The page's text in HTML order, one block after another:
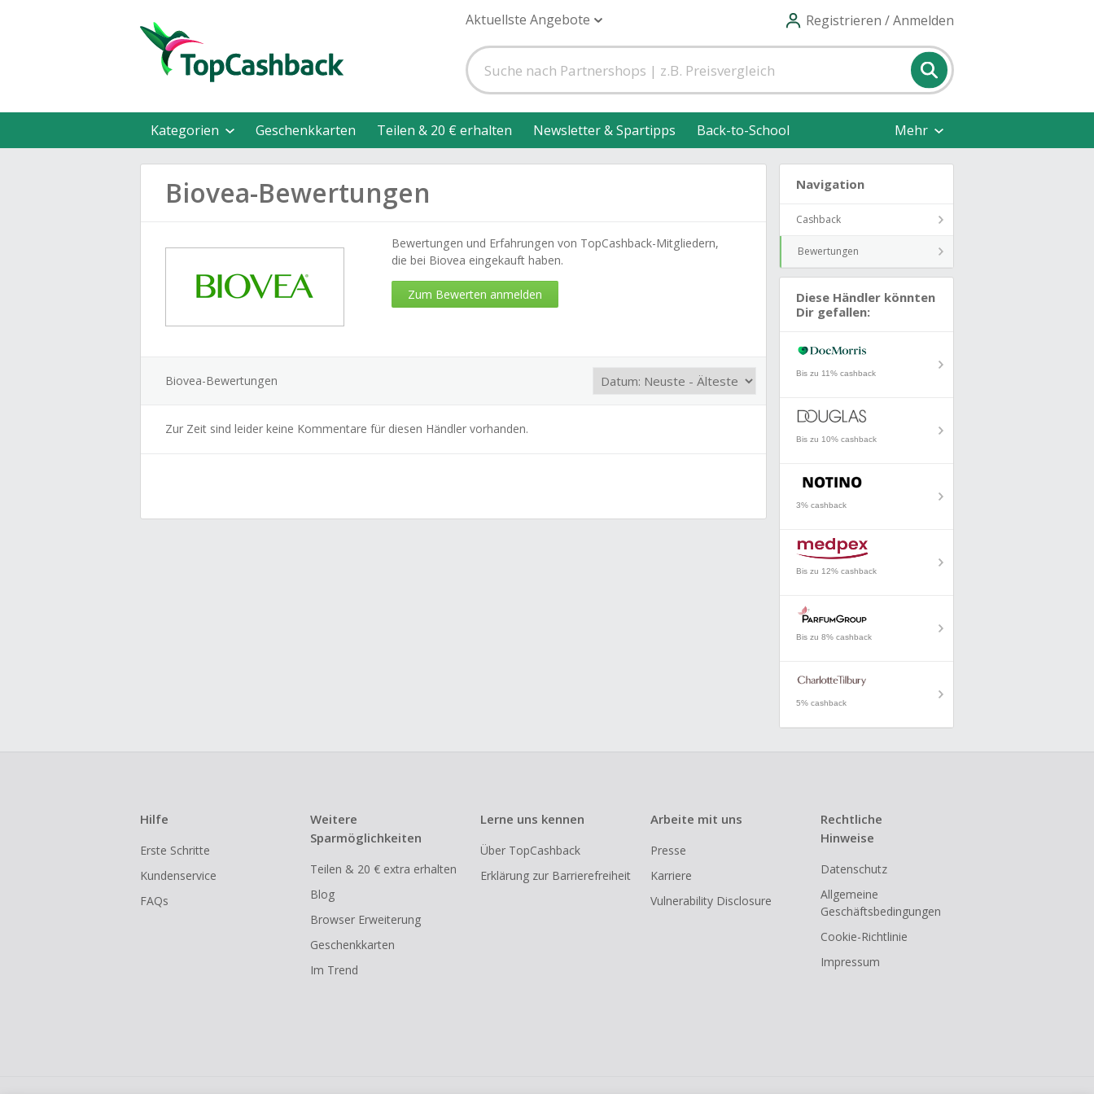
Aktuellste Angebote Registrieren / Anmelden
Kategorien Geschenkkarten Teilen & 20 € erhalten Newsletter & Spartipps Back-to-School Mehr
Biovea-Bewertungen
Bewertungen und Erfahrungen von TopCashback-Mitgliedern,
die bei Biovea eingekauft haben.
Zum Bewerten anmelden
Biovea-Bewertungen
Zur Zeit sind leider keine Kommentare für diesen Händler vorhanden.
Navigation
Cashback
Bewertungen
Diese Händler könnten
Dir gefallen:
Bis zu 11% cashback
Bis zu 10% cashback
3% cashback
Bis zu 12% cashback
Bis zu 8% cashback
5% cashback
Hilfe
Erste Schritte
Kundenservice
FAQs
Weitere
Sparmöglichkeiten
Teilen & 20 € extra erhalten
Blog
Browser Erweiterung
Geschenkkarten
Im Trend
Lerne uns kennen
Über TopCashback
Erklärung zur Barrierefreiheit
Arbeite mit uns
Presse
Karriere
Vulnerability Disclosure
Rechtliche
Hinweise
Datenschutz
Allgemeine
Geschäftsbedingungen
Cookie-Richtlinie
Impressum